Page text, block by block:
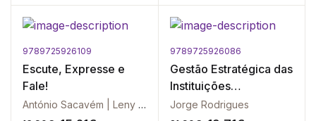
9789725926109
Escute, Expresse e
Fale!
António Sacavém | Leny Kyrillos | Mílton Jung | Thomas Brieu
9789725926086
Gestão Estratégica das
Instituições
Financeiras - 2ª Edição
Jorge Rodrigues